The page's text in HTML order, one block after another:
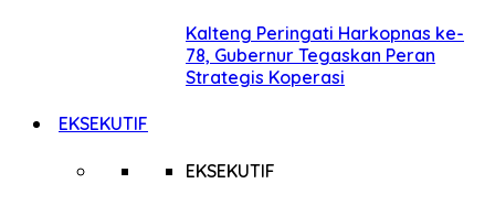
Kalteng Peringati Harkopnas ke-
78, Gubernur Tegaskan Peran
Strategis Koperasi
EKSEKUTIF
EKSEKUTIF